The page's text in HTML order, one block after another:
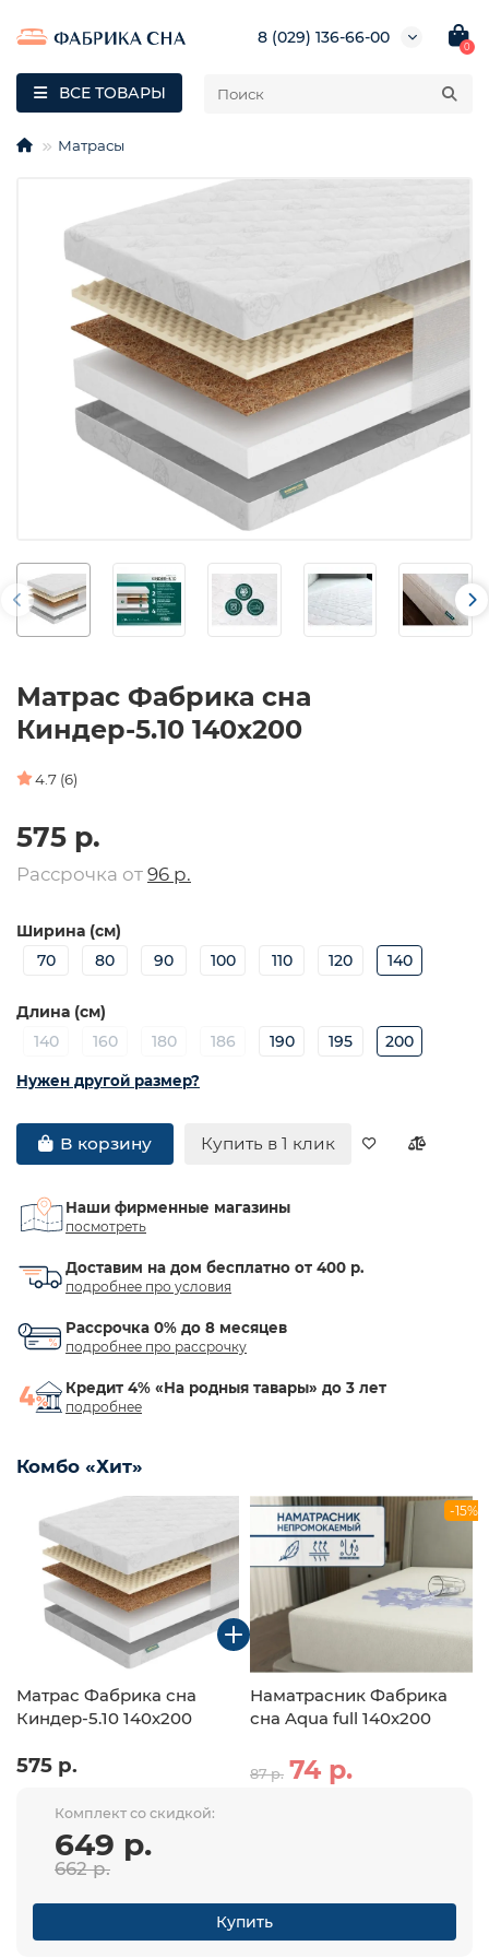
8 (029) 136-66-00
0
ВСЕ ТОВАРЫ
Матрасы
Матрас Фабрика сна
Киндер-5.10 140х200
4.7 (6)
575 р.
Рассрочка от 96 р.
Ширина (см)
70
80 90 100 110 120 140
Длина (см)
140
160 180 186 190 195 200
Нужен другой размер?
В корзину Купить в 1 клик
Наши фирменные магазины
посмотреть
Доставим на дом бесплатно от 400 р.
подробнее про условия
Рассрочка 0% до 8 месяцев
подробнее про рассрочку
Кредит 4% «На родныя тавары» до 3 лет
подробнее
Комбо «Хит»
Матрас Фабрика сна
Киндер-5.10 140х200
575 р.
-15%
Наматрасник Фабрика
сна Aqua full 140х200
87 р. 74 р.
Комплект со скидкой:
649 р.
662 р.
Купить